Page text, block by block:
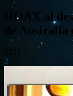
HOAX al
de
2